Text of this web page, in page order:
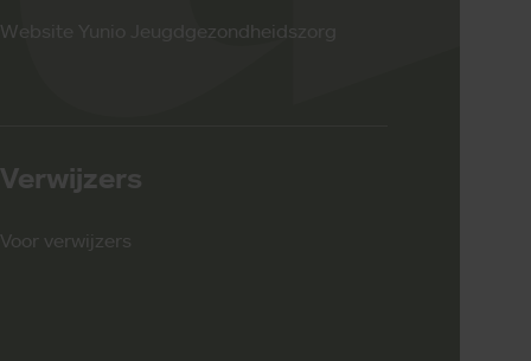
Website Yunio Jeugdgezondheidszorg
Verwijzers
Voor verwijzers